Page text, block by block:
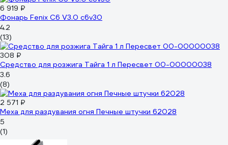
6 919 ₽
Фонарь Fenix C6 V3.0 c6v30
4.2
(13)
308 ₽
Средство для розжига Тайга 1 л Пересвет 00-00000038
3.6
(8)
2 571 ₽
Меха для раздувания огня Печные штучки 62028
5
(1)